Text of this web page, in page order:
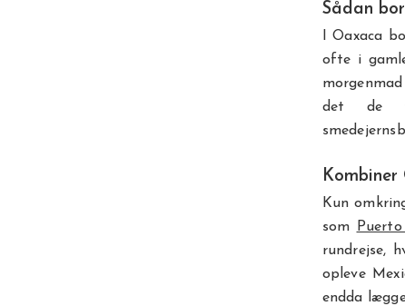
Sådan
I Oaxaca
ofte i
det de
Kombiner
Kun
som
rundrejse,
opleve
endda